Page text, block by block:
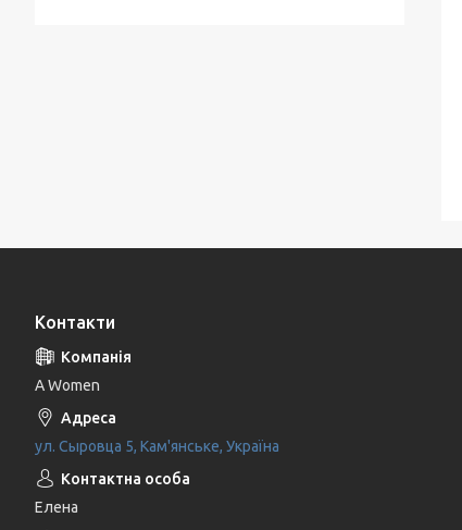
Контакти
A Women
ул. Сыровца 5, Кам'янське, Україна
Елена